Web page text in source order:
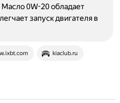
kiaclub.ru
0W-20 обладает
запуск двигателя в